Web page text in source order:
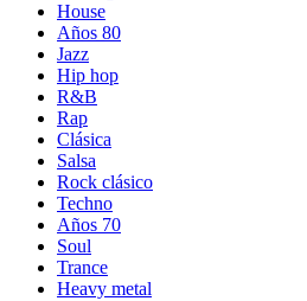
House
Años 80
Jazz
Hip hop
R&B
Rap
Clásica
Salsa
Rock clásico
Techno
Años 70
Soul
Trance
Heavy metal